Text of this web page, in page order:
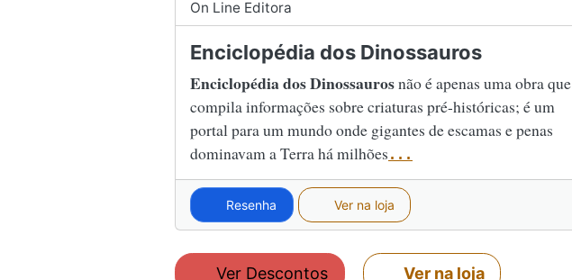
On Line Editora
Enciclopédia dos Dinossauros
Enciclopédia dos Dinossaurosnão é apenas uma obra que
compila informações sobre criaturas pré-históricas; é um
portal para um mundo onde gigantes de escamas e penas
dominavam a Terra há milhões ...
Resenha Ver na loja
Ver Descontos Ver na loja